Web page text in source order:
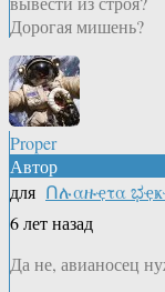
Дорогая мишень?
Proper
Автор
для Ոሉαዙҿτα
6 лет назад
Да не, авианосец